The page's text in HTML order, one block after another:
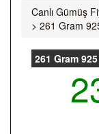
Canlı Gümüş
> 261 Gram
261 Gram